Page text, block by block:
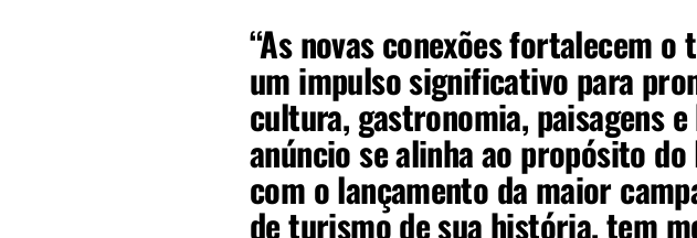
“As novas conexões fortalecem o
um impulso significativo para
cultura, gastronomia, paisagens
anúncio se alinha ao propósito do
com o lançamento da maior
de turismo de sua história, tem